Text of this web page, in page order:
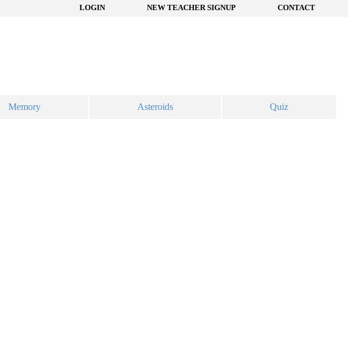
LOGIN NEW TEACHER SIGNUP CONTACT
Memory Asteroids Quiz